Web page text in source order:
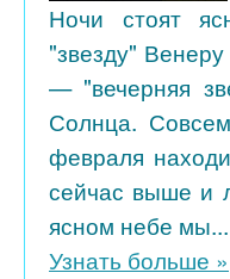
Ночи стоят
"звезду"
— "вечерняя
Солнца.
февраля
сейчас выше и
ясном небе мы...
Узнать больше »